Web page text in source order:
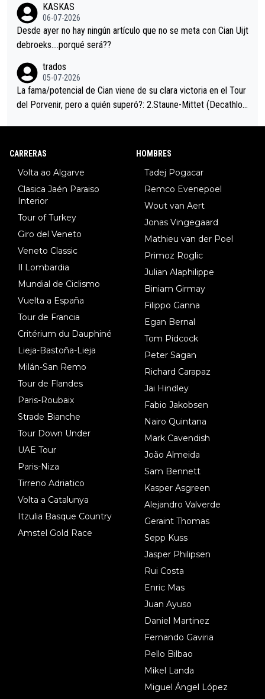
eta, a ver si por querer poner a Del Toro con calzador en posi
ción de podio UAE y Pojacar se van complicar el tour.
KASKAS
06-07-2026
Desde ayer no hay ningún artículo que no se meta con Cian Uijt
debroeks….porqué será??
trados
05-07-2026
La fama/potencial de Cian viene de su clara victoria en el Tour
del Porvenir, pero a quién superó?: 2.Staune-Mittet (Decathlon,
CARRERAS
Volta ao Algarve
Clasica Jaén Paraiso
Interior
Tour of Turkey
Giro del Veneto
Veneto Classic
Il Lombardia
Mundial de Ciclismo
Vuelta a España
Tour de Francia
Critérium du Dauphiné
Lieja-Bastoña-Lieja
Milán-San Remo
Tour de Flandes
Paris-Roubaix
Strade Bianche
Tour Down Under
UAE Tour
Paris-Niza
Tirreno Adriatico
Volta a Catalunya
Itzulia Basque Country
Amstel Gold Race
HOMBRES
Tadej Pogacar
Remco Evenepoel
Wout van Aert
Jonas Vingegaard
Mathieu van der Poel
Primoz Roglic
Julian Alaphilippe
Biniam Girmay
Filippo Ganna
Egan Bernal
Tom Pidcock
Peter Sagan
Richard Carapaz
Jai Hindley
Fabio Jakobsen
Nairo Quintana
Mark Cavendish
João Almeida
Sam Bennett
Kasper Asgreen
Alejandro Valverde
Geraint Thomas
Sepp Kuss
Jasper Philipsen
Rui Costa
Enric Mas
Juan Ayuso
Daniel Martinez
Fernando Gaviria
Pello Bilbao
Mikel Landa
Miguel Ángel López